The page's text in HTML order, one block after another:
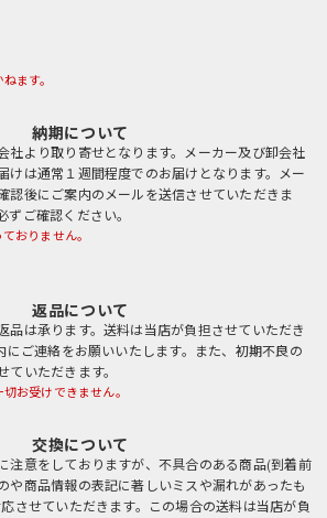
ます。
納期について
社より取り寄せとなります。メーカー及び卸会社
けは通常１週間程度でのお届けとなります。メー
認後にご案内のメールを送信させていただきま
ご確認ください。
おりません。
返品について
品は承ります。送料は当店が負担させていただき
にご連絡をお願いいたします。また、初期不良の
いただきます。
お受けできません。
交換について
注意をしておりますが、不具合のある商品(到着前
や商品情報の表記に著しいミスや漏れがあったも
させていただきます。この場合の送料は当店が負